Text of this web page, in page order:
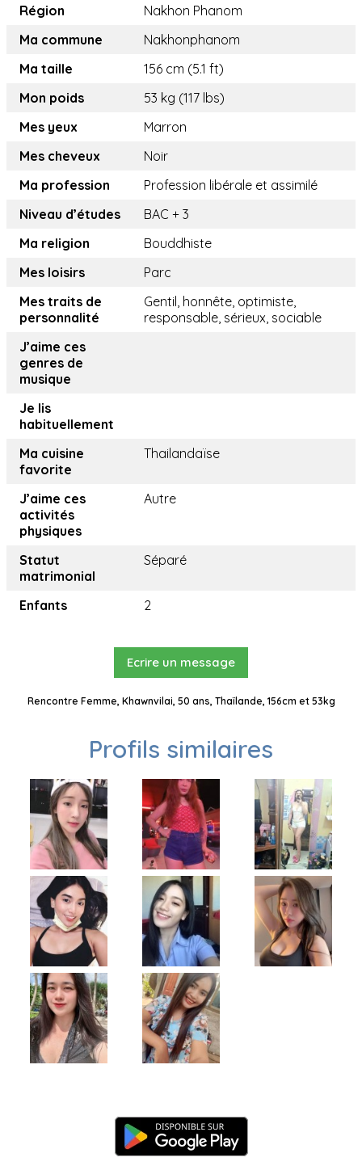
Région
Nakhon Phanom
Ma commune
Nakhonphanom
Ma taille
156 cm (5.1 ft)
Mon poids
53 kg (117 lbs)
Mes yeux
Marron
Mes cheveux
Noir
Ma profession
Profession libérale et assimilé
Niveau d’études
BAC + 3
Ma religion
Bouddhiste
Mes loisirs
Parc
Mes traits de
personnalité
Gentil, honnête, optimiste,
responsable, sérieux, sociable
J’aime ces
genres de
musique
Je lis
habituellement
Ma cuisine
favorite
Thailandaïse
J’aime ces
activités
physiques
Autre
Statut
matrimonial
Séparé
Enfants 2
Ecrire un message
Rencontre Femme, Khawnvilai, 50 ans, Thaïlande, 156cm et 53kg
Profils similaires